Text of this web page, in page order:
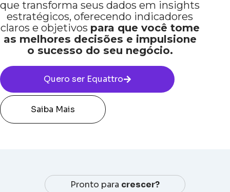
que transforma seus dados em insights
estratégicos, oferecendo indicadores
claros e objetivos para que você tome
as melhores decisões e impulsione
o sucesso do seu negócio.
Quero ser Equattro
Saiba Mais
Pronto para crescer?